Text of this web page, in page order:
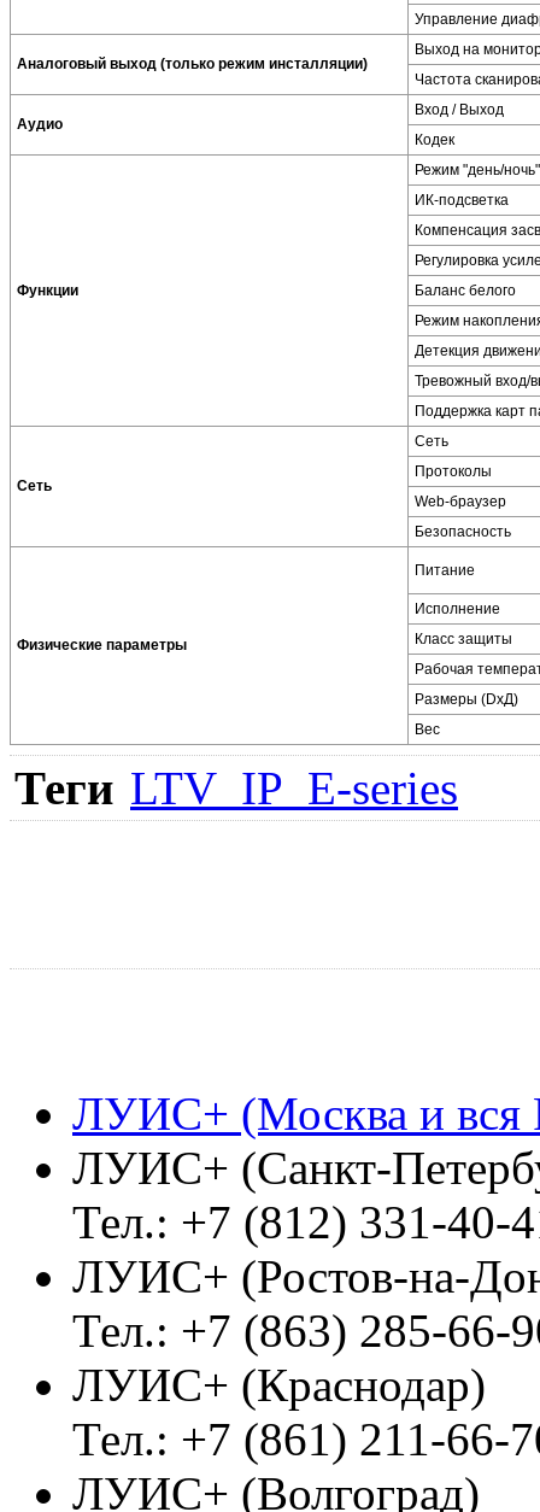
Управление
Аналоговый выход (только режим инсталляции)
Выход на
Частота
Аудио
Вход / Выход
Кодек
Функции
Режим "день/ночь"
ИК-подсветка
Компенсация
Регулировка
Баланс белого
Режим
Детекция
Тревожный вход/
Поддержка карт
Сеть
Сеть
Протоколы
Web-браузер
Безопасность
Физические параметры
Питание
Исполнение
Класс защиты
Рабочая
Размеры (DxД)
Вес
Теги LTV_IP_E-series
ЛУИС+ (Москва и вся
ЛУИС+ (Санкт-
Тел.: +7 (812) 331-40-
ЛУИС+ (Ростов-на-
Тел.: +7 (863) 285-66-
ЛУИС+ (Краснодар)
Тел.: +7 (861) 211-66-
ЛУИС+ (Волгоград)